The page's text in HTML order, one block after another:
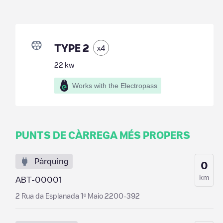
TYPE 2 x4
22 kw
Works with the Electropass
PUNTS DE CÀRREGA MÉS PROPERS
Pàrquing
ABT-00001
2 Rua da Esplanada 1º Maio 2200-392
0
km